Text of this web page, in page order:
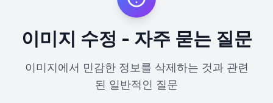
이미지 수정 - 자주 묻는 질문
이미지에서 민감한 정보를 삭제하는 것과 관련
된 일반적인 질문